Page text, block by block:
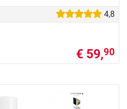
4,8
€ 59,90